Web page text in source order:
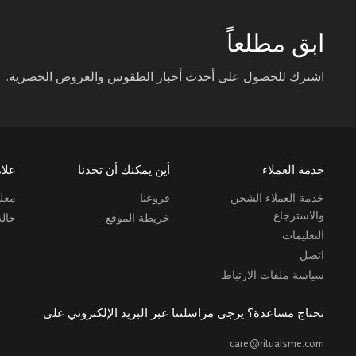
ابق مطلعاً
اشترك للحصول على أحدث أخبار الطقوس والعروض الحصرية.
خدمة العملاء
خدمة العملاء الشحن
والاسترجاع
التعليمات
اتصل
سياسة ملفات الارتباط
أين يمكنك أن تجدنا
فروعنا
خريطة الموقع
تحتاج مساعدة؟ يرجى مراسلتنا عبر البريد الإلكتروني على
care@ritualsme.com